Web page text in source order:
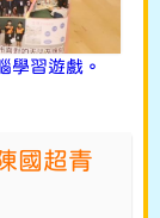
學習遊戲。
國超青